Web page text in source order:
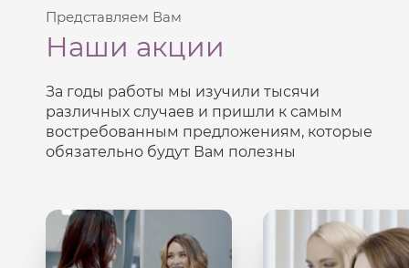
Представляем Вам
Наши акции
За годы работы мы изучили тысячи
различных случаев и пришли к самым
востребованным предложениям, которые
обязательно будут Вам полезны